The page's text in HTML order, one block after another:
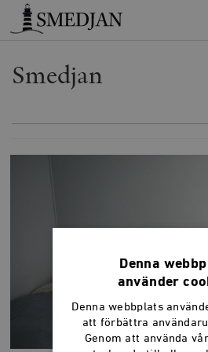
Timbro
Smedjan
Denna
använder
Denna webbplats
att förbättra
Genom att använda